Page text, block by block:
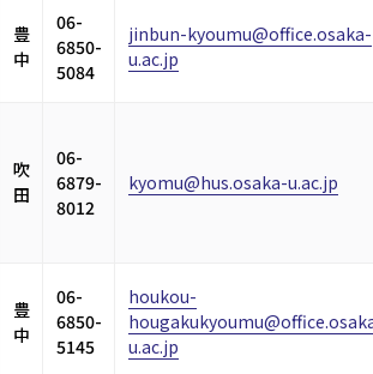
豊
中
06-
6850-
5084
jinbun-kyoumu@office.osaka-
u.ac.jp
吹
田
06-
6879-
8012
kyomu@hus.osaka-u.ac.jp
豊
中
06-
6850-
5145
houkou-
u.ac.jp